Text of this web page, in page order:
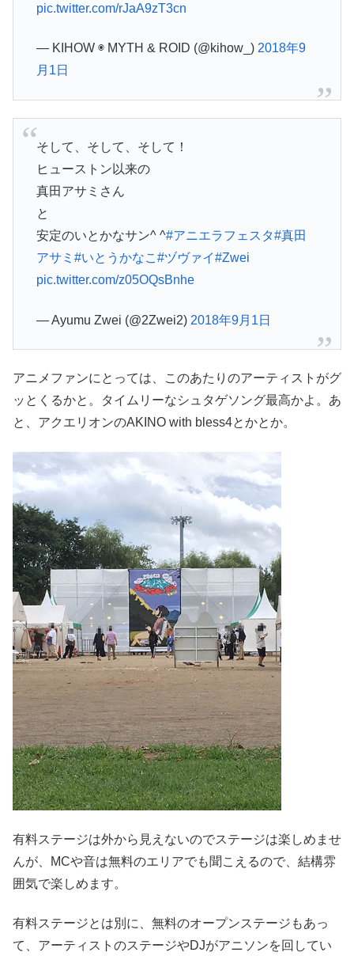
pic.twitter.com/rJaA9zT3cn
— KIHOW ◉ MYTH & ROID (@kihow_) 2018年9
月1日
そして、そして、そして！
ヒューストン以来の
真田アサミさん
と
安定のいとかなサン^ ^#アニエラフェスタ#真田
アサミ #いとうかなこ #ヅヴァイ#Zwei
pic.twitter.com/z05OQsBnhe
— Ayumu Zwei (@2Zwei2) 2018年9月1日
アニメファンにとっては、このあたりのアーティストがグ
ッとくるかと。タイムリーなシュタゲソング最高かよ。あ
と、アクエリオンのAKINO with bless4とかとか。
有料ステージは外から見えないのでステージは楽しめませ
んが、MCや音は無料のエリアでも聞こえるので、結構雰
囲気で楽しめます。
有料ステージとは別に、無料のオープンステージもあっ
て、アーティストのステージやDJがアニソンを回してい